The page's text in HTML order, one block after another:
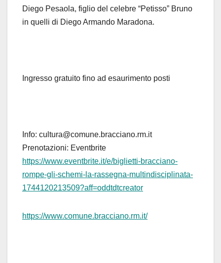
Diego Pesaola, figlio del celebre “Petisso” Bruno
in quelli di Diego Armando Maradona.
Ingresso gratuito fino ad esaurimento posti
Info: cultura@comune.bracciano.rm.it
Prenotazioni: Eventbrite
https://www.eventbrite.it/e/biglietti-bracciano-
rompe-gli-schemi-la-rassegna-multindisciplinata-
1744120213509?aff=oddtdtcreator
https://www.comune.bracciano.rm.it/